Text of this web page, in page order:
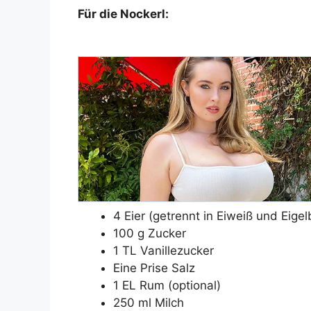
Für die Nockerl:
4 Eier (getrennt in Eiweiß und
100 g Zucker
1 TL Vanillezucker
Eine Prise Salz
1 EL Rum (optional)
250 ml Milch